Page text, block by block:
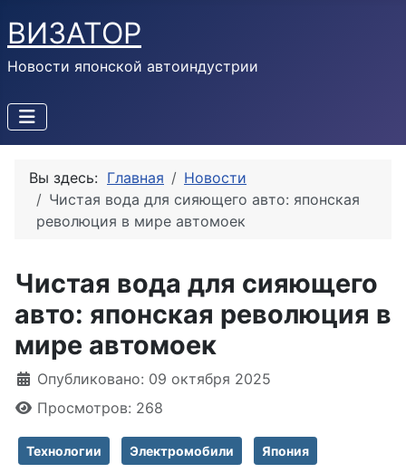
ВИЗАТОР
Новости японской автоиндустрии
Вы здесь: Главная
Новости
Чистая вода для сияющего авто: японская
революция в мире автомоек
Чистая вода для сияющего
авто: японская революция в
мире автомоек
Информация о материале
Опубликовано: 09 октября 2025
Просмотров: 268
Технологии Электромобили Япония